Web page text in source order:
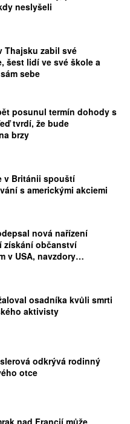
neslyšeli
Thajsku zabil své
šest lidí ve své škole a
sebe
posunul termín dohody s
tvrdí, že bude
brzy
v Británii spouští
s americkými akciemi
nová nařízení
získání občanství
v USA, navzdory
osadníka kvůli smrti
aktivisty
odkrývá rodinný
otce